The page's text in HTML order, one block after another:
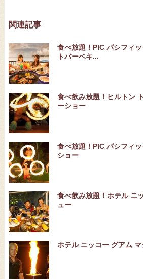
関連記事
食べ放題！PIC パシフィ
トバーベキ...
食べ飲み放題！ヒルトン
ーショー
食べ放題！PIC パシフィ
ショー
食べ飲み放題！ホテル ニ
ュー
ホテル ニッコー グアム